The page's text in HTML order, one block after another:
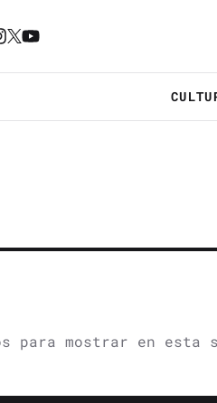
para mostrar en esta